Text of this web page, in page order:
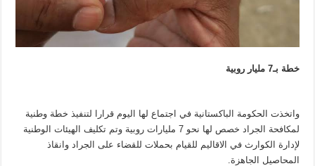
خطة بـ7 مليار روبية
واتخذت الحكومة الباكستانية في اجتماع لها اليوم قرارا لتنفيذ خطة وطنية
لمكافحة الجراد خصص لها نحو 7 مليارات روبية وتم تكليف الهيئات الوطنية
لإدارة الكوارث في الاقاليم للقيام بحملات للقضاء على الجراد وانقاذ
المحاصيل الجاهزة.